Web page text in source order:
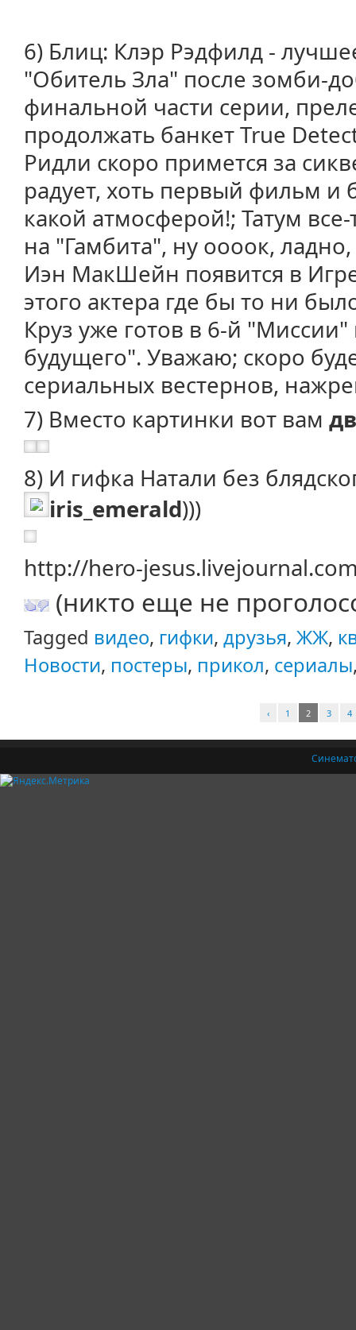
6) Блиц: Клэр Рэдфилд -
"Обитель Зла" после зомби-
финальной части серии,
продолжать банкет True
Ридли скоро примется за
радует, хоть первый фильм и
какой атмосферой!; Татум
на "Гамбита", ну оооок,
Иэн МакШейн появится в
этого актера где бы то ни
Круз уже готов в 6-й
будущего". Уважаю; скоро
сериальных вестернов,
7) Вместо картинки вот вам
8) И гифка Натали без
iris_emerald)))
http://hero-
(никто еще не
Tagged видео, гифки, друзья, ЖЖ,
Новости, постеры, прикол, сериалы
‹ 1 2 3 4